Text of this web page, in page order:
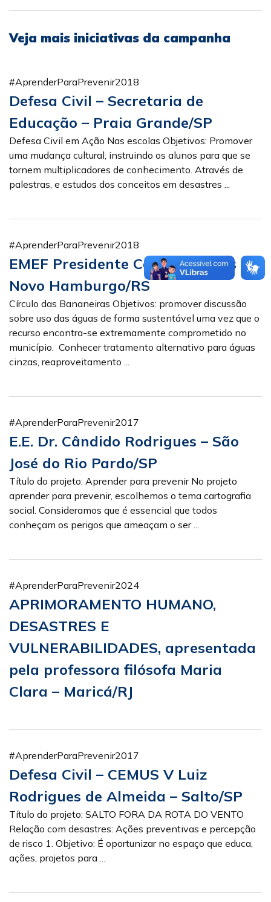
Veja mais iniciativas da campanha
#AprenderParaPrevenir2018
Defesa Civil – Secretaria de
Educação – Praia Grande/SP
Defesa Civil em Ação Nas escolas Objetivos: Promover
uma mudança cultural, instruindo os alunos para que se
tornem multiplicadores de conhecimento. Através de
palestras, e estudos dos conceitos em desastres ...
#AprenderParaPrevenir2018
EMEF Presidente Campos Salles –
Novo Hamburgo/RS
Círculo das Bananeiras Objetivos: promover discussão
sobre uso das águas de forma sustentável uma vez que o
recurso encontra-se extremamente comprometido no
município. Conhecer tratamento alternativo para águas
cinzas, reaproveitamento ...
#AprenderParaPrevenir2017
E.E. Dr. Cândido Rodrigues – São
José do Rio Pardo/SP
Título do projeto: Aprender para prevenir No projeto
aprender para prevenir, escolhemos o tema cartografia
social. Consideramos que é essencial que todos
conheçam os perigos que ameaçam o ser ...
#AprenderParaPrevenir2024
APRIMORAMENTO HUMANO,
DESASTRES E
VULNERABILIDADES, apresentada
pela professora filósofa Maria
Clara – Maricá/RJ
#AprenderParaPrevenir2017
Defesa Civil – CEMUS V Luiz
Rodrigues de Almeida – Salto/SP
Título do projeto: SALTO FORA DA ROTA DO VENTO
Relação com desastres: Ações preventivas e percepção
de risco 1. Objetivo: É oportunizar no espaço que educa,
ações, projetos para ...